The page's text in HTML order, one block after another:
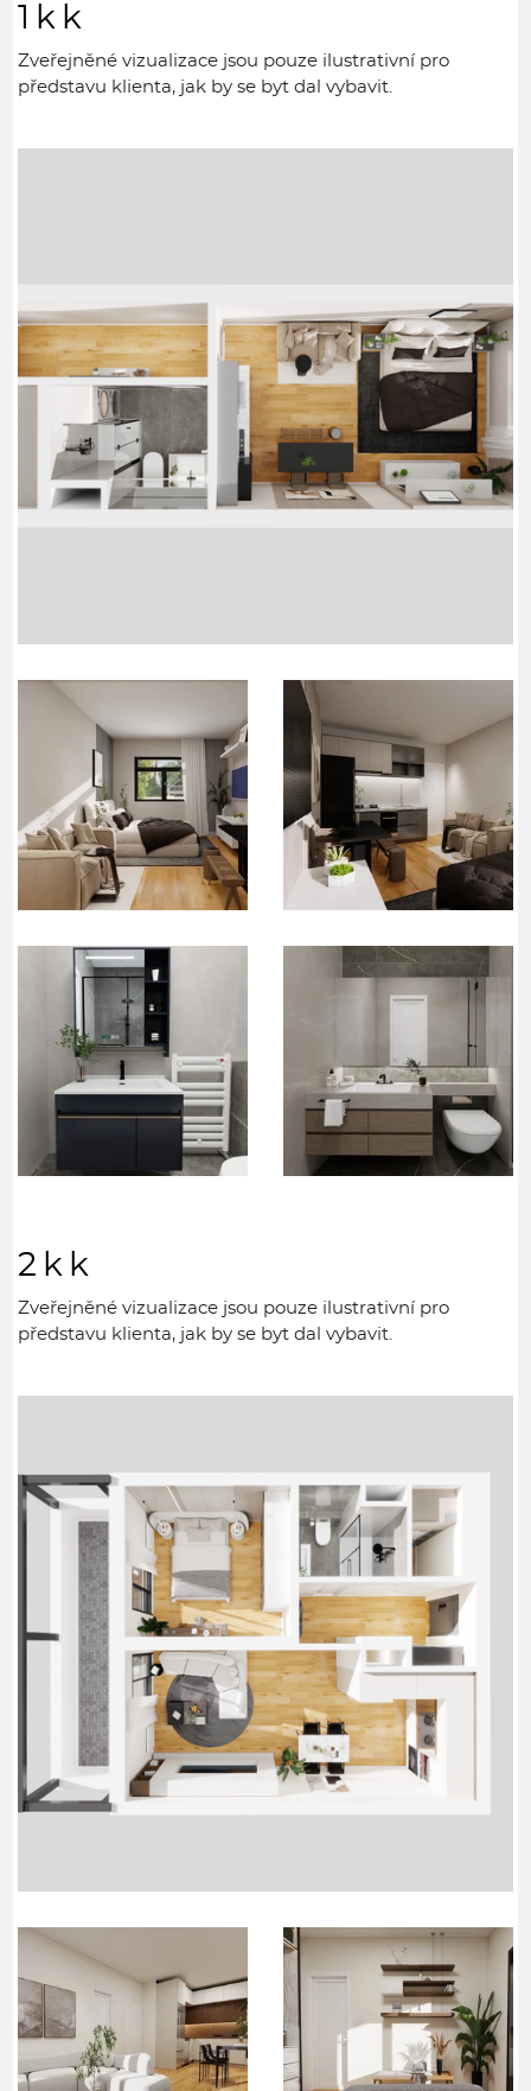
1kk
Zveřejněné vizualizace jsou pouze ilustrativní pro
představu klienta, jak by se byt dal vybavit.
2kk
Zveřejněné vizualizace jsou pouze ilustrativní pro
představu klienta, jak by se byt dal vybavit.